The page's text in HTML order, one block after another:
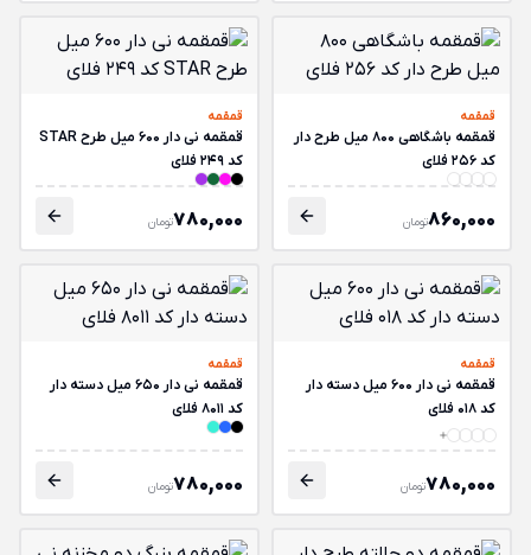
قمقمه
قمقمه باشگاهی 800 میل طرح دار
کد 256 فلای
860,000تومان
قمقمه
قمقمه نی دار 600 میل طرح STAR
کد 249 فلای
780,000تومان
قمقمه
قمقمه نی دار 600 میل دسته دار
کد 018 فلای
780,000تومان
قمقمه
قمقمه نی دار 650 میل دسته دار
کد 8011 فلای
780,000تومان